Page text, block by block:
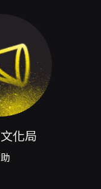
歌頌土地、人情與
伴奏色彩。演出同
注入新的詮釋張力。
到在地創作的聲音地
演出全長約 120 分
庭觀眾或是尋求跨文
供的節目單或於現場
演出同步錄影。 -
北生技園區多功能
，退票手續費為票
卡、Apple Pay、
化局